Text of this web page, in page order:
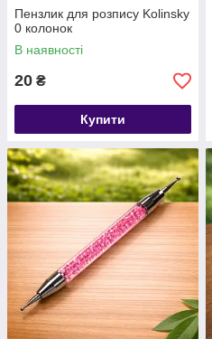
Пензлик для розпису Kolinsky
0 колонок
В наявності
20 ₴
Купити